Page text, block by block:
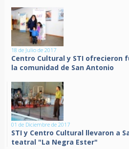
18 de Julio de 2017
Centro Cultural y STI ofrecieron
la comunidad de San Antonio
01 de Diciembre de 2017
STI y Centro Cultural llevaron a
teatral "La Negra Ester"